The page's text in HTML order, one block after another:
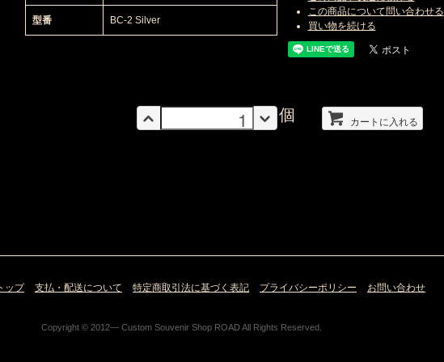
型番 BC-2 Silver
この商品について問い合わせる
買い物を続ける
個 カートに入れる
ップ 支払・配送について 特定商取引法に基づく表記 プライバシーポリシー お問い合わせ
Copyright © 2012— Custom Souvenir Shop ROAD All Rights Reserved.